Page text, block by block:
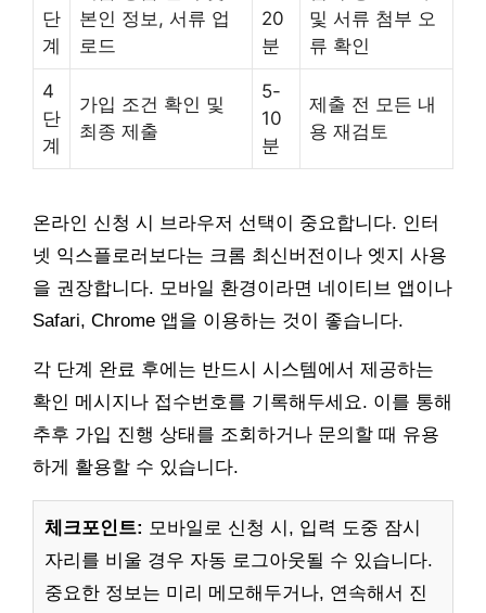
단
계
본인 정보, 서류 업
로드
20
분
및 서류 첨부 오
류 확인
4
단
계
가입 조건 확인 및
최종 제출
5-
10
분
제출 전 모든 내
용 재검토
온라인 신청 시 브라우저 선택이 중요합니다. 인터
넷 익스플로러보다는 크롬 최신버전이나 엣지 사용
을 권장합니다. 모바일 환경이라면 네이티브 앱이나
Safari, Chrome 앱을 이용하는 것이 좋습니다.
각 단계 완료 후에는 반드시 시스템에서 제공하는
확인 메시지나 접수번호를 기록해두세요. 이를 통해
추후 가입 진행 상태를 조회하거나 문의할 때 유용
하게 활용할 수 있습니다.
체크포인트: 모바일로 신청 시, 입력 도중 잠시
자리를 비울 경우 자동 로그아웃될 수 있습니다.
중요한 정보는 미리 메모해두거나, 연속해서 진